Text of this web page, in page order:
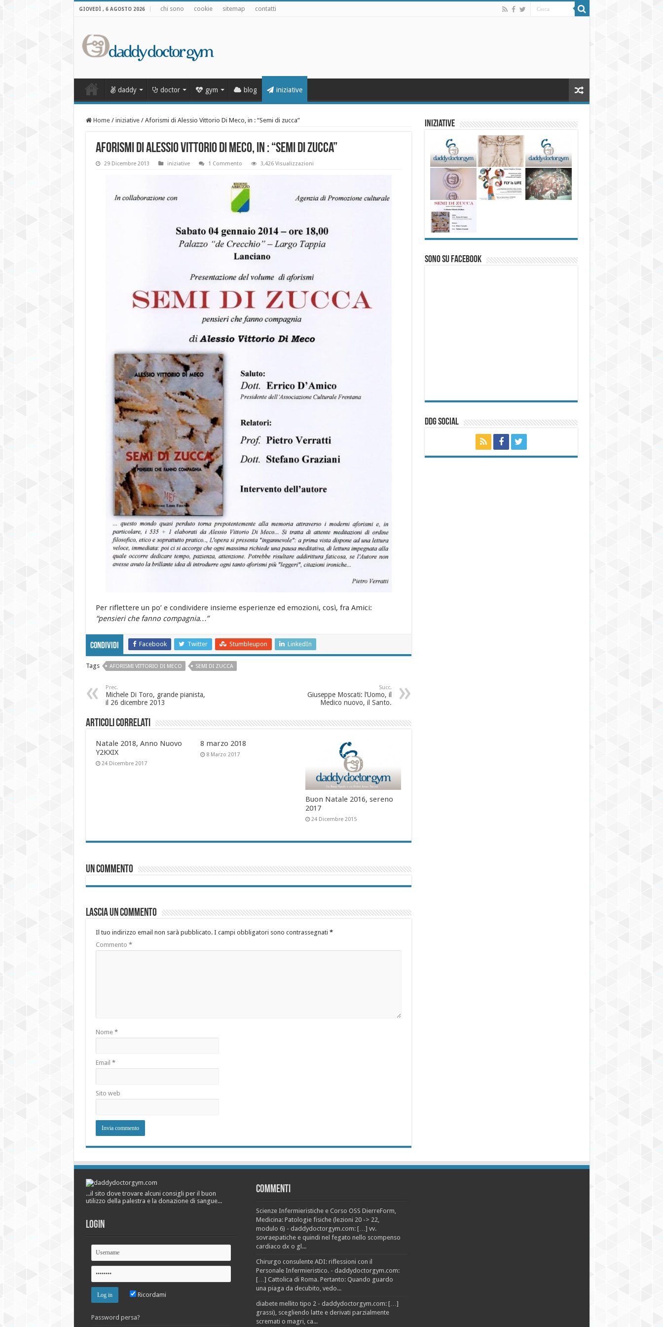
GIOVEDÌ , 6 AGOSTO 2026 chi sono cookie sitemap contatti
daddy doctor gym blog iniziative
Home / iniziative / Aforismi di Alessio Vittorio Di Meco, in : “Semi di zucca”
Aforismi di Alessio Vittorio Di Meco, in : “Semi di zucca”
29 Dicembre 2013 iniziative 1 Commento 3,426 Visualizzazioni
Per riflettere un po’ e condividere insieme esperienze ed emozioni, così, fra Amici:
“pensieri che fanno compagnia…”
Condividi Facebook Twitter Stumbleupon LinkedIn
Tags AFORISMI VITTORIO DI MECO SEMI DI ZUCCA
Prec.
Michele Di Toro, grande pianista,
il 26 dicembre 2013
Succ.
Giuseppe Moscati: l’Uomo, il
Medico nuovo, il Santo.
Articoli Correlati
Natale 2018, Anno Nuovo
Y2KXIX
24 Dicembre 2017
8 marzo 2018
8 Marzo 2017
Buon Natale 2016, sereno
2017
24 Dicembre 2015
Un commento
Lascia un commento
Il tuo indirizzo email non sarà pubblicato. I campi obbligatori sono contrassegnati *
Commento *
Nome *
Email *
Sito web
Iniziative
Sono su Facebook
ddg Social
...il sito dove trovare alcuni consigli per il buon
utilizzo della palestra e la donazione di sangue...
Login
Ricordami
Password persa?
Commenti
Scienze Infermieristiche e Corso OSS DierreForm,
Medicina: Patologie fisiche (lezioni 20 -> 22,
modulo 6) - daddydoctorgym.com: […] vv.
sovraepatiche e quindi nel fegato nello scompenso
cardiaco dx o gl...
Chirurgo consulente ADI: riflessioni con il
Personale Infermieristico. - daddydoctorgym.com:
[…] Cattolica di Roma. Pertanto: Quando guardo
una piaga da decubito, vedo...
diabete mellito tipo 2 - daddydoctorgym.com: […]
grassi), scegliendo latte e derivati parzialmente
scremati o magri, ca...